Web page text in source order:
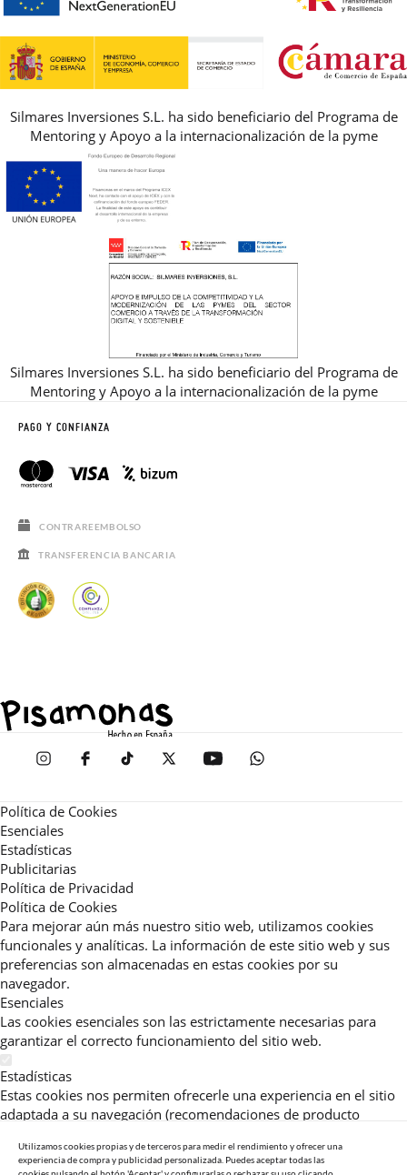
REBAJAS
Silmares Inversiones S.L. ha sido beneficiario del Programa de
Mentoring y Apoyo a la internacionalización de la pyme
Silmares Inversiones S.L. ha sido beneficiario del Programa de
Mentoring y Apoyo a la internacionalización de la pyme
PAGO Y CONFIANZA
CONTRAREEMBOLSO
TRANSFERENCIA BANCARIA
Política de Cookies
Esenciales
Estadísticas
Publicitarias
Política de Privacidad
Política de Cookies
Para mejorar aún más nuestro sitio web, utilizamos cookies
funcionales y analíticas. La información de este sitio web y sus
preferencias son almacenadas en estas cookies por su
navegador.
Esenciales
Las cookies esenciales son las estrictamente necesarias para
garantizar el correcto funcionamiento del sitio web.
Estadísticas
Estas cookies nos permiten ofrecerle una experiencia en el sitio
adaptada a su navegación (recomendaciones de producto
consultadas, etc).Al activar esta cookie, nos ayuda a mejorar aún
Utilizamos cookies propias y de terceros para medir el rendimiento y ofrecer una
experiencia de compra y publicidad personalizada. Puedes aceptar todas las